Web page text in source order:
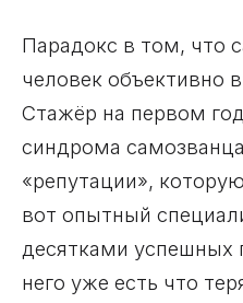
Парадокс в том, что
человек объективно
Стажёр на первом
синдрома
«репутации»,
вот опытный
десятками успешных
него уже есть что